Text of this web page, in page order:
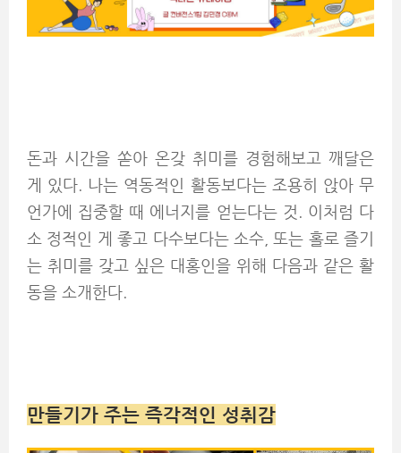
돈과 시간을 쏟아 온갖 취미를 경험해보고 깨달은
게 있다. 나는 역동적인 활동보다는 조용히 앉아 무
언가에 집중할 때 에너지를 얻는다는 것. 이처럼 다
소 정적인 게 좋고 다수보다는 소수, 또는 홀로 즐기
는 취미를 갖고 싶은 대홍인을 위해 다음과 같은 활
동을 소개한다.
만들기가 주는 즉각적인 성취감